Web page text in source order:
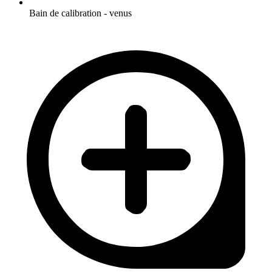
Bain de calibration - venus